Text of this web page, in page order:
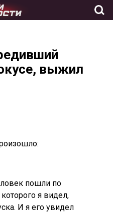
выжил
пошли по
я видел,
И я его увидел